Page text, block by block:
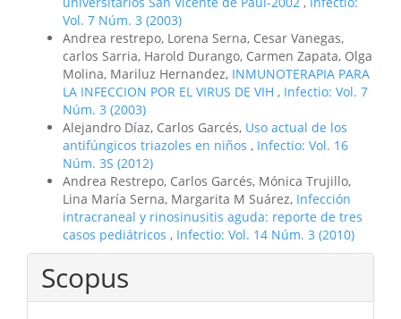
Vol. 7 Núm. 3 (2003)
Andrea restrepo, Lorena Serna, Cesar Vanegas,
carlos Sarria, Harold Durango, Carmen Zapata, Olga
Molina, Mariluz Hernandez, INMUNOTERAPIA PARA
LA INFECCION POR EL VIRUS DE VIH , Infectio: Vol. 7
Núm. 3 (2003)
Alejandro Díaz, Carlos Garcés, Uso actual de los
antifúngicos triazoles en niños , Infectio: Vol. 16
Núm. 3S (2012)
Andrea Restrepo, Carlos Garcés, Mónica Trujillo,
Lina María Serna, Margarita M Suárez, Infección
intracraneal y rinosinusitis aguda: reporte de tres
casos pediátricos , Infectio: Vol. 14 Núm. 3 (2010)
Scopus